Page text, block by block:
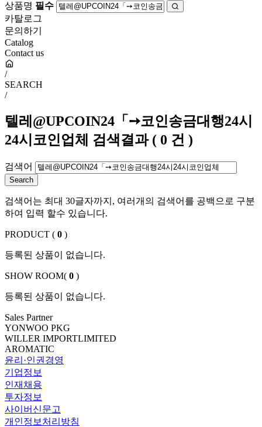
상품명 필수
카탈로그
문의하기
Catalog
Contact us
/
SEARCH
/
텔레@UPCOIN24「➙코인송금대행24시
24시코인업체
검색결과 ( 0 건 )
검색어
검색어는 최대 30글자까지, 여러개의 검색어를 공백으로 구분
하여 입력 할수 있습니다.
PRODUCT ( 0 )
등록된 상품이 없습니다.
SHOW ROOM( 0 )
등록된 상품이 없습니다.
Sales Partner
YONWOO PKG
WILLER IMPORTLIMITED
AROMATIC
윤리·인권경영
기업정보
인재채용
투자정보
사이버신문고
개인정보처리방침